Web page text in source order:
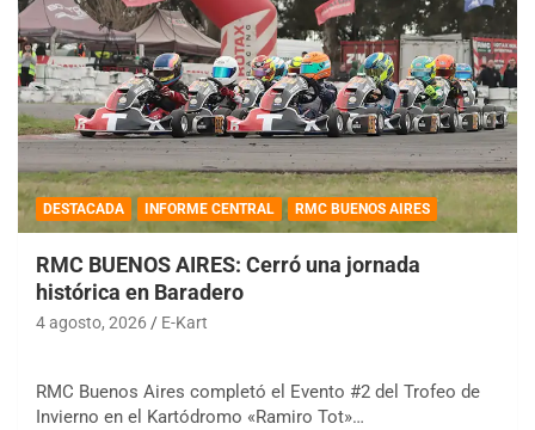
DESTACADA INFORME CENTRAL RMC BUENOS AIRES
RMC BUENOS AIRES: Cerró una jornada
histórica en Baradero
4 agosto, 2026 E-Kart
RMC Buenos Aires completó el Evento #2 del Trofeo de
Invierno en el Kartódromo «Ramiro Tot»…